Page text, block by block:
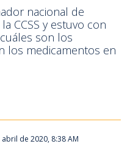
nacional de
CCSS y estuvo con
son los
los medicamentos en
de 2020, 8:38 AM